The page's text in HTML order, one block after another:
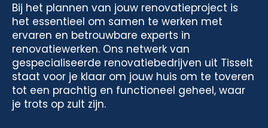
Bij het plannen van jouw renovatieproject is
het essentieel om samen te werken met
ervaren en betrouwbare experts in
renovatiewerken. Ons netwerk van
gespecialiseerde renovatiebedrijven uit Tisselt
staat voor je klaar om jouw huis om te toveren
tot een prachtig en functioneel geheel, waar
je trots op zult zijn.